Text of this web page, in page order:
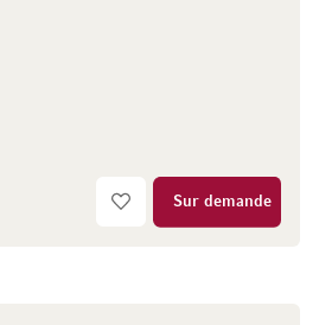
Sur demande